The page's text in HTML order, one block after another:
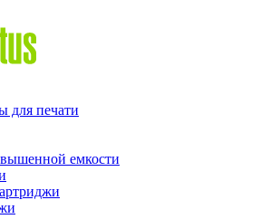
для печати
емкости